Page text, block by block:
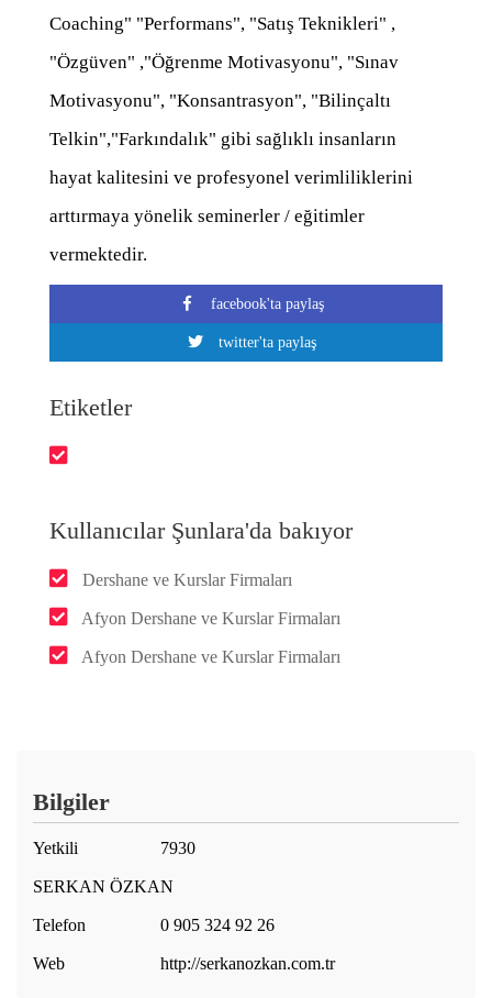
Coaching" "Performans", "Satış Teknikleri" ,
"Özgüven" ,"Öğrenme Motivasyonu", "Sınav
Motivasyonu", "Konsantrasyon", "Bilinçaltı
Telkin","Farkındalık" gibi sağlıklı insanların
hayat kalitesini ve profesyonel verimliliklerini
arttırmaya yönelik seminerler / eğitimler
vermektedir.
facebook'ta paylaş
twitter'ta paylaş
Etiketler
Kullanıcılar Şunlara'da bakıyor
Dershane ve Kurslar Firmaları
Afyon Dershane ve Kurslar Firmaları
Afyon Dershane ve Kurslar Firmaları
Bilgiler
7930
Yetkili
SERKAN ÖZKAN
Telefon 0 905 324 92 26
Web http://serkanozkan.com.tr